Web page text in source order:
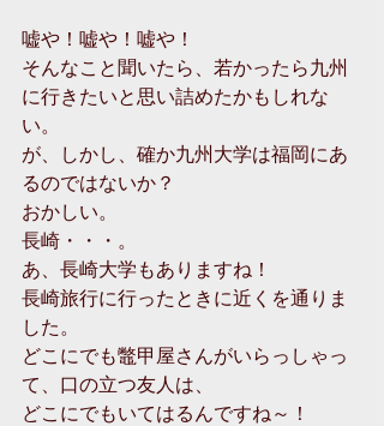
嘘や！嘘や！嘘や！
そんなこと聞いたら、若かったら九州
に行きたいと思い詰めたかもしれな
い。
が、しかし、確か九州大学は福岡にあ
るのではないか？
おかしい。
長崎・・・。
あ、長崎大学もありますね！
長崎旅行に行ったときに近くを通りま
した。
どこにでも鼈甲屋さんがいらっしゃっ
て、口の立つ友人は、
どこにでもいてはるんですね～！